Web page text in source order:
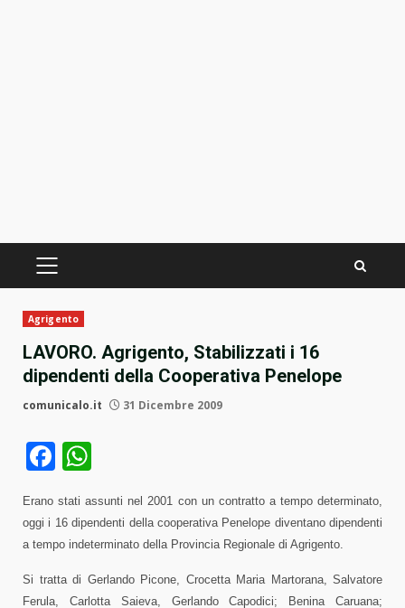
PRIMÄRES
Agrigento
LAVORO. Agrigento, Stabilizzati i 16
dipendenti della Cooperativa Penelope
comunicalo.it 31 Dicembre 2009
Facebook
Erano stati assunti nel 2001 con un contratto a tempo determinato,
oggi i 16 dipendenti della cooperativa Penelope diventano dipendenti
a tempo indeterminato della Provincia Regionale di Agrigento.
Si tratta di Gerlando Picone, Crocetta Maria Martorana, Salvatore
Ferula, Carlotta Saieva, Gerlando Capodici; Benina Caruana;